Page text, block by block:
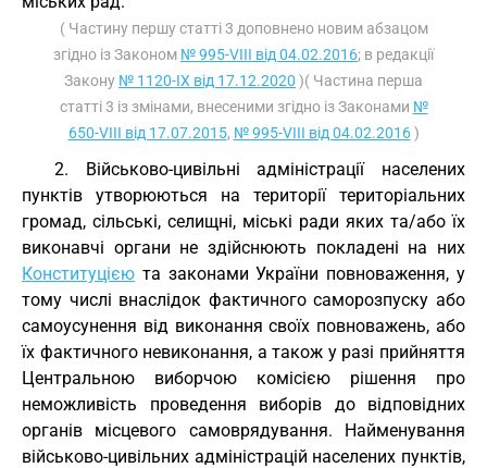
( Частину першу статті 3 доповнено новим абзацом
згідно із Законом № 995-VIII від 04.02.2016; в редакції
Закону № 1120-IX від 17.12.2020 )( Частина перша
статті 3 із змінами, внесеними згідно із Законами №
650-VIII від 17.07.2015, № 995-VIII від 04.02.2016)
2. Військово-цивільні адміністрації населених
пунктів утворюються на території територіальних
громад, сільські, селищні, міські ради яких та/або їх
виконавчі органи не здійснюють покладені на них
Конституцією та законами України повноваження, у
тому числі внаслідок фактичного саморозпуску або
самоусунення від виконання своїх повноважень, або
їх фактичного невиконання, а також у разі прийняття
Центральною виборчою комісією рішення про
неможливість проведення виборів до відповідних
органів місцевого самоврядування. Найменування
військово-цивільних адміністрацій населених пунктів,